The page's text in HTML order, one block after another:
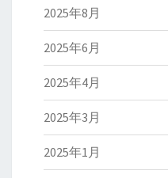
2025年8月
2025年6月
2025年4月
2025年3月
2025年1月